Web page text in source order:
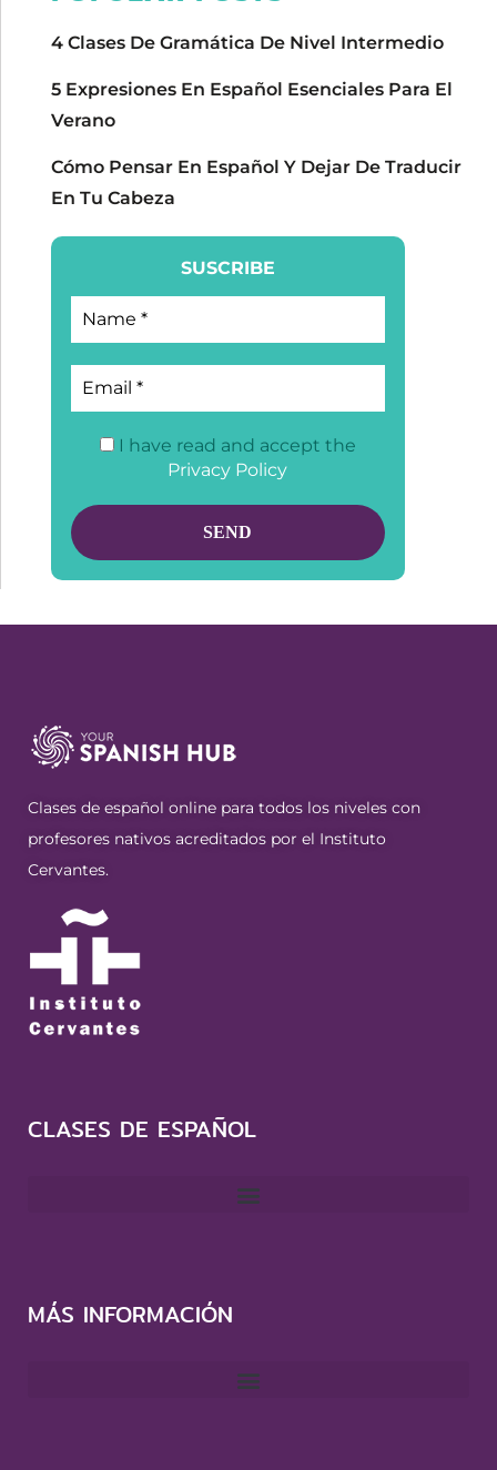
4 Clases De Gramática De Nivel Intermedio
5 Expresiones En Español Esenciales Para El
Verano
Cómo Pensar En Español Y Dejar De Traducir
En Tu Cabeza
SUSCRIBE
I have read and accept the
Privacy Policy
Clases de español online para todos los niveles con
profesores nativos acreditados por el Instituto
Cervantes.
CLASES DE ESPAÑOL
MÁS INFORMACIÓN